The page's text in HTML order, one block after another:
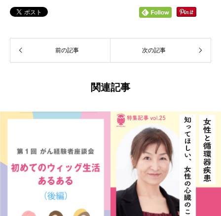
前の記事 次の記事
関連記事